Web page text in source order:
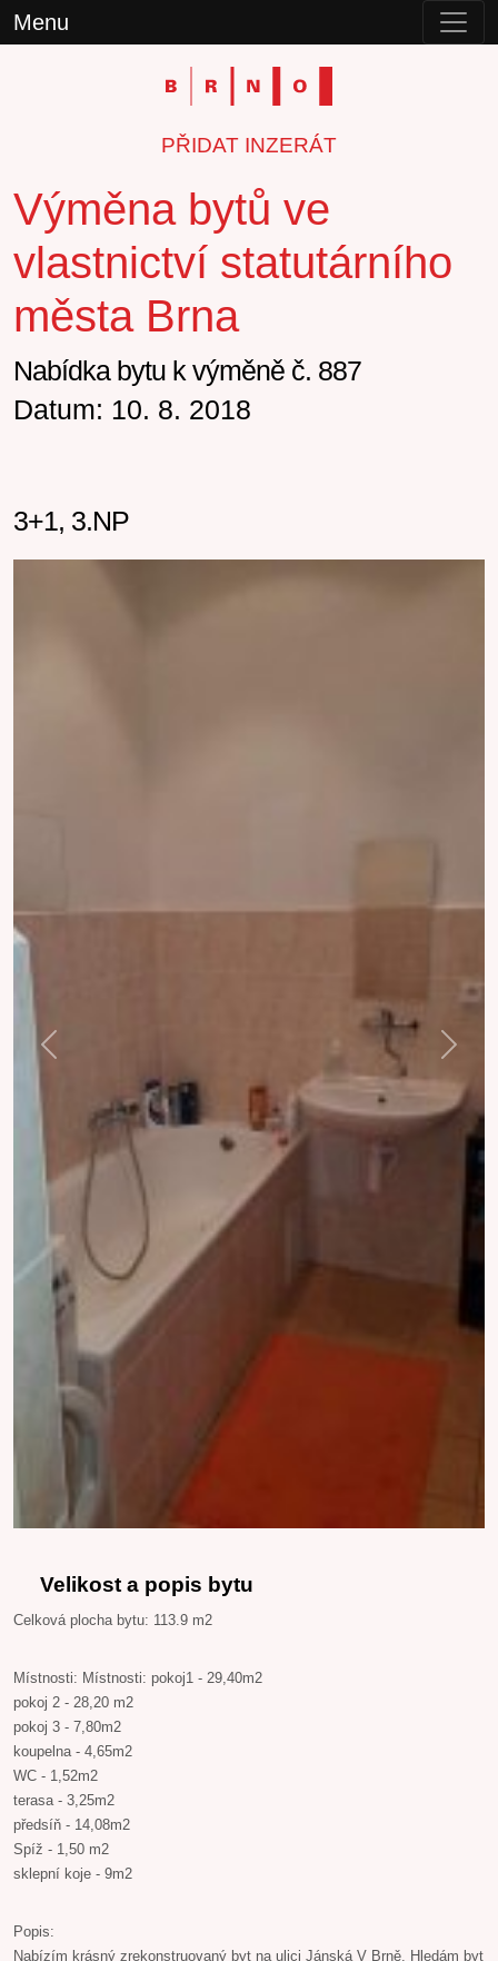
Menu
PŘIDAT INZERÁT
Výměna bytů ve
vlastnictví statutárního
města Brna
Nabídka bytu k výměně č. 887
Datum: 10. 8. 2018
3+1, 3.NP
Previous Next
Velikost a popis bytu
Celková plocha bytu: 113.9 m2
Místnosti: Místnosti: pokoj1 - 29,40m2
pokoj 2 - 28,20 m2
pokoj 3 - 7,80m2
koupelna - 4,65m2
WC - 1,52m2
terasa - 3,25m2
předsíň - 14,08m2
Spíž - 1,50 m2
sklepní koje - 9m2
Popis:
Nabízím krásný zrekonstruovaný byt na ulici Jánská V Brně. Hledám byt